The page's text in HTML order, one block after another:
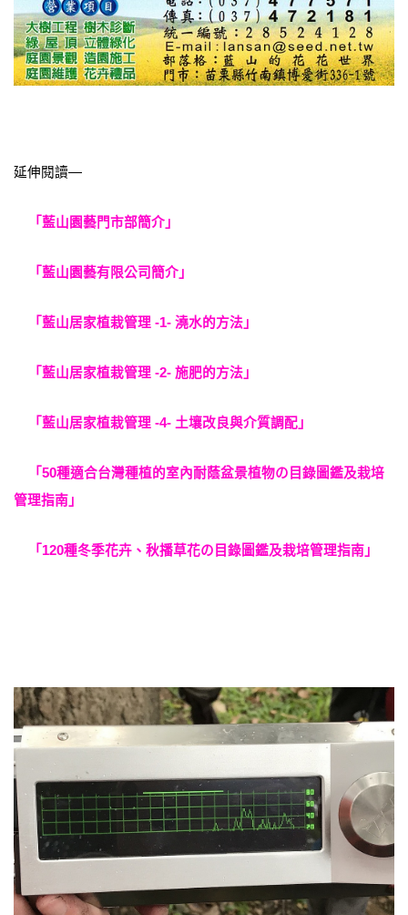
延伸閱讀—
「藍山園藝門市部簡介」
「藍山園藝有限公司簡介」
「藍山居家植栽管理 -1- 澆水的方法」
「藍山居家植栽管理 -2- 施肥的方法」
「藍山居家植栽管理 -4- 土壤改良與介質調配」
「50種適合台灣種植的室內耐蔭盆景植物の目錄圖鑑及栽培
管理指南」
「120種冬季花卉、秋播草花の目錄圖鑑及栽培管理指南」